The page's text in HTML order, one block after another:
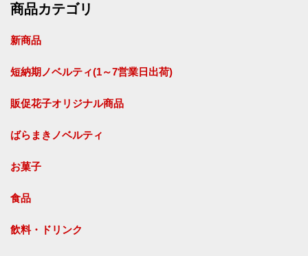
商品カテゴリ
新商品
短納期ノベルティ(1～7営業日出荷)
販促花子オリジナル商品
ばらまきノベルティ
お菓子
食品
飲料・ドリンク